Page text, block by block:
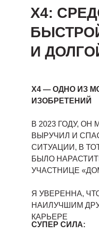
Х4:
И
Х4 — ОДНО ИЗ
ИЗОБРЕТЕНИЙ
В 2023 ГОДУ,
ВЫРУЧИЛ И
СИТУАЦИИ, В
БЫЛО
УЧАСТНИЦЕ
Я УВЕРЕННА,
НАИЛУЧШИМ
КАРЬЕРЕ
СУПЕР СИЛА: